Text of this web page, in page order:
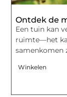
Ontdek de
Een tuin kan
ruimte—het
samenkomen
Winkelen